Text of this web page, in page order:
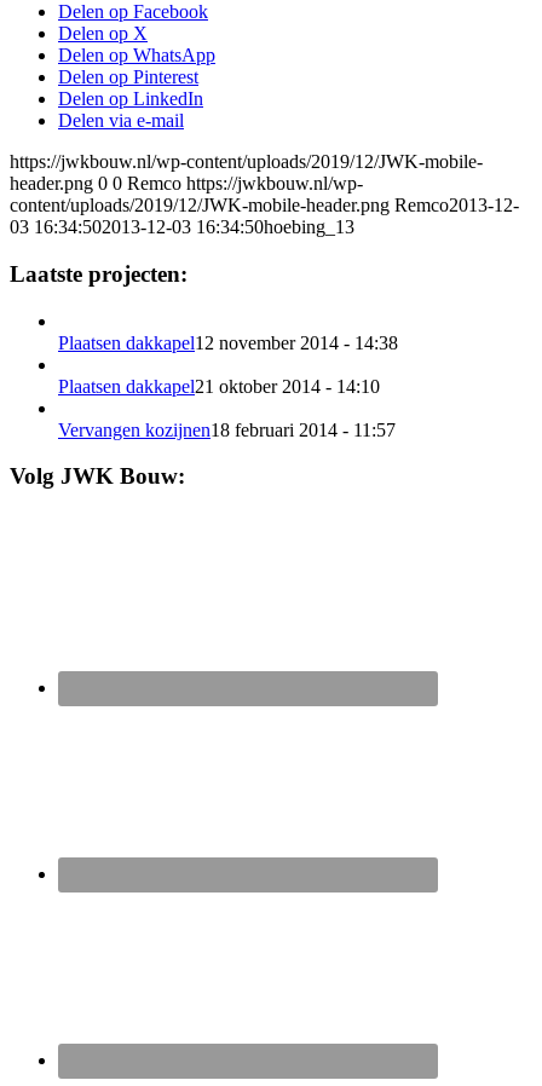
Delen op Facebook
Delen op X
Delen op WhatsApp
Delen op Pinterest
Delen op LinkedIn
Delen via e-mail
https://jwkbouw.nl/wp-content/uploads/2019/12/JWK-mobile-
header.png 0 0 Remco https://jwkbouw.nl/wp-
content/uploads/2019/12/JWK-mobile-header.png Remco2013-12-
03 16:34:502013-12-03 16:34:50hoebing_13
Laatste projecten:
Plaatsen dakkapel12 november 2014 - 14:38
Plaatsen dakkapel21 oktober 2014 - 14:10
Vervangen kozijnen18 februari 2014 - 11:57
Volg JWK Bouw: